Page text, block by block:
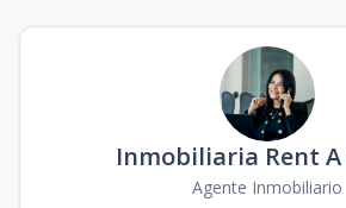
Inmobiliaria Rent A
Agente Inmobiliario